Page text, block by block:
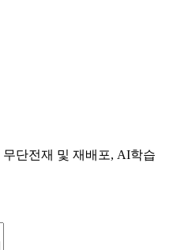
단전재 및 재배포, AI학습